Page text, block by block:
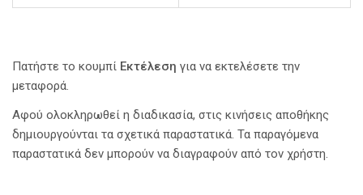
Πατήστε το κουμπί Εκτέλεση για να εκτελέσετε την
μεταφορά.
Αφού ολοκληρωθεί η διαδικασία, στις κινήσεις αποθήκης
δημιουργούνται τα σχετικά παραστατικά. Τα παραγόμενα
παραστατικά δεν μπορούν να διαγραφούν από τον χρήστη.